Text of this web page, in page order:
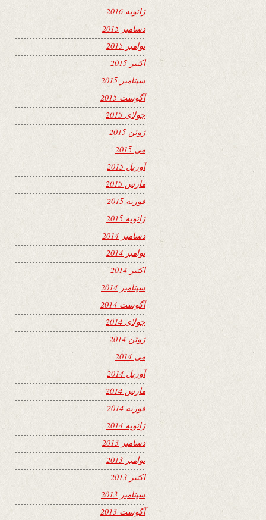
ژانویه 2016
دسامبر 2015
نوامبر 2015
اکتبر 2015
سپتامبر 2015
آگوست 2015
جولای 2015
ژوئن 2015
می 2015
آوریل 2015
مارس 2015
فوریه 2015
ژانویه 2015
دسامبر 2014
نوامبر 2014
اکتبر 2014
سپتامبر 2014
آگوست 2014
جولای 2014
ژوئن 2014
می 2014
آوریل 2014
مارس 2014
فوریه 2014
ژانویه 2014
دسامبر 2013
نوامبر 2013
اکتبر 2013
سپتامبر 2013
آگوست 2013